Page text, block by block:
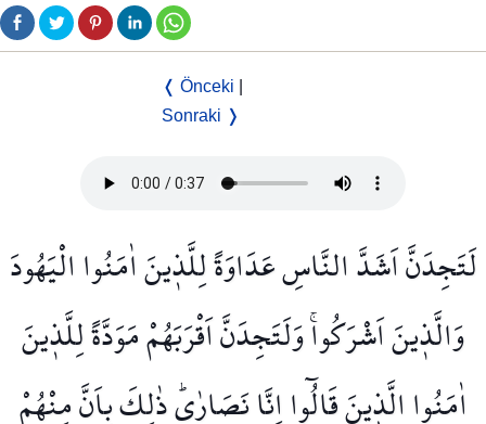
❬ Önceki
Sonraki ❭
لَتَجِدَنَّ اَشَدَّ النَّاسِ عَدَاوَةً لِلَّذ۪ينَ اٰمَنُوا الْيَهُودَ
وَالَّذ۪ينَ اَشْرَكُواۚ وَلَتَجِدَنَّ اَقْرَبَهُمْ مَوَدَّةً لِلَّذ۪ينَ
اٰمَنُوا الَّذ۪ينَ قَالُٓوا اِنَّا نَصَارٰىۜ ذٰلِكَ بِاَنَّ مِنْهُمْ